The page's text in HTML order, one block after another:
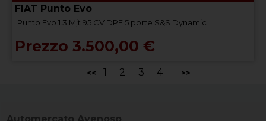
FIAT Punto Evo
Punto Evo 1.3 Mjt 95 CV DPF 5 porte S&S Dynamic
Prezzo 3.500,00 €
<< 1 2 3 4 >>